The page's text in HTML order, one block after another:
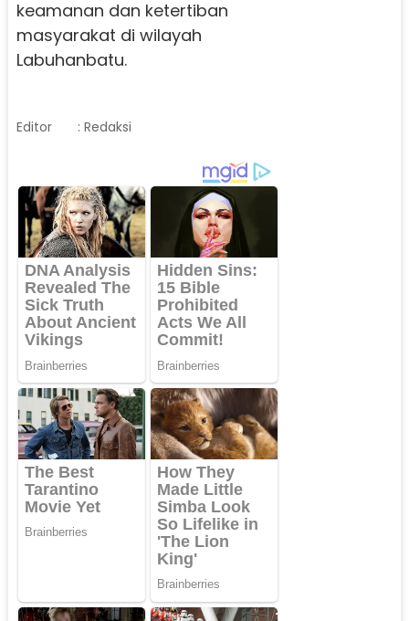
keamanan dan ketertiban
masyarakat di wilayah
Labuhanbatu.
Editor : Redaksi